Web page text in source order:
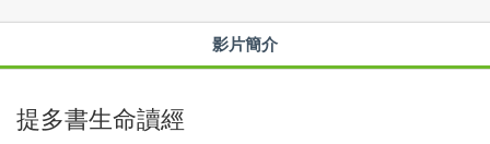
影片簡介
提多書生命讀經